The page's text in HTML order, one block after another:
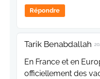
Répondre
Tarik Benabdallah
En France et en
officiellement des